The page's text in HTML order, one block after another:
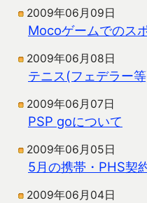
2009年06月09日
Mocoゲームでのス
2009年06月08日
テニス(フェデラー
2009年06月07日
PSP goについて
2009年06月05日
5月の携帯・PHS契
2009年06月04日